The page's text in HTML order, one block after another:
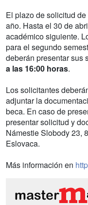
El plazo de solicitud
año. Hasta el 30 de
académico siguiente.
para el segundo
deberán presentar sus
a las 16:00 horas.
Los solicitantes
adjuntar la
beca. En caso de
presentar solicitud y
Námestie Slobody 23,
Eslovaca.
Más información en